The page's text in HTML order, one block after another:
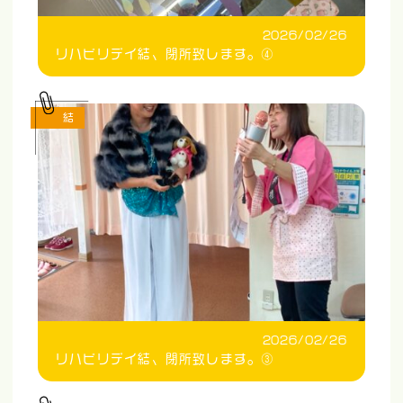
2026/02/26
リハビリデイ結、閉所致します。④
2026/02/26
リハビリデイ結、閉所致します。③
結